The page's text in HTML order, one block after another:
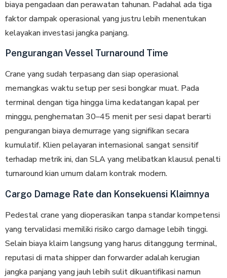
biaya pengadaan dan perawatan tahunan. Padahal ada tiga
faktor dampak operasional yang justru lebih menentukan
kelayakan investasi jangka panjang.
Pengurangan Vessel Turnaround Time
Crane yang sudah terpasang dan siap operasional
memangkas waktu setup per sesi bongkar muat. Pada
terminal dengan tiga hingga lima kedatangan kapal per
minggu, penghematan 30–45 menit per sesi dapat berarti
pengurangan biaya demurrage yang signifikan secara
kumulatif. Klien pelayaran internasional sangat sensitif
terhadap metrik ini, dan SLA yang melibatkan klausul penalti
turnaround kian umum dalam kontrak modern.
Cargo Damage Rate dan Konsekuensi Klaimnya
Pedestal crane yang dioperasikan tanpa standar kompetensi
yang tervalidasi memiliki risiko cargo damage lebih tinggi.
Selain biaya klaim langsung yang harus ditanggung terminal,
reputasi di mata shipper dan forwarder adalah kerugian
jangka panjang yang jauh lebih sulit dikuantifikasi namun